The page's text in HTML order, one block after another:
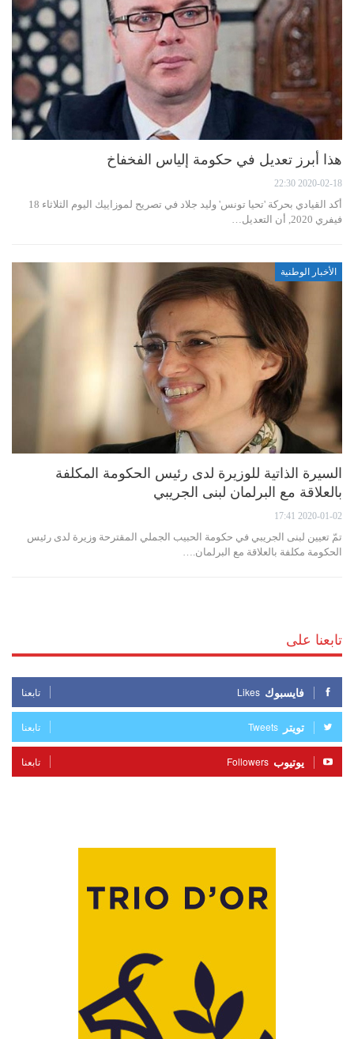
هذا أبرز تعديل في حكومة إلياس الفخفاخ
2020-02-18 22:30
أكد القيادي بحركة 'تحيا تونس' وليد جلاد في تصريح لموزاييك اليوم الثلاثاء 18
فيفري 2020, أن التعديل…
الأخبار الوطنية
السيرة الذاتية للوزيرة لدى رئيس الحكومة المكلفة
بالعلاقة مع البرلمان لبنى الجريبي
2020-01-02 17:41
تمّ تعيين لبنى الجريبي في حكومة الحبيب الجملي المقترحة وزيرة لدى رئيس
الحكومة مكلفة بالعلاقة مع البرلمان.…
تابعنا على
فايسبوك Likes تابعنا
تويتر Tweets تابعنا
يوتيوب Followers تابعنا